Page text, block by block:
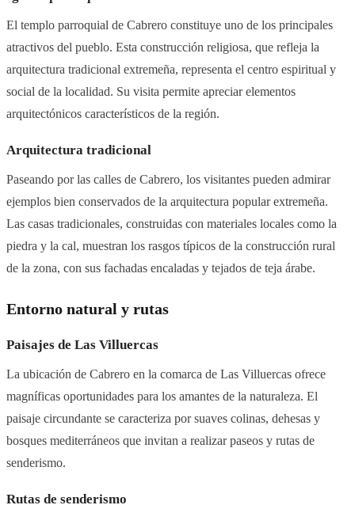
El templo parroquial de Cabrero constituye uno de los principales
atractivos del pueblo. Esta construcción religiosa, que refleja la
arquitectura tradicional extremeña, representa el centro espiritual y
social de la localidad. Su visita permite apreciar elementos
arquitectónicos característicos de la región.
Arquitectura tradicional
Paseando por las calles de Cabrero, los visitantes pueden admirar
ejemplos bien conservados de la arquitectura popular extremeña.
Las casas tradicionales, construidas con materiales locales como la
piedra y la cal, muestran los rasgos típicos de la construcción rural
de la zona, con sus fachadas encaladas y tejados de teja árabe.
Entorno natural y rutas
Paisajes de Las Villuercas
La ubicación de Cabrero en la comarca de Las Villuercas ofrece
magníficas oportunidades para los amantes de la naturaleza. El
paisaje circundante se caracteriza por suaves colinas, dehesas y
bosques mediterráneos que invitan a realizar paseos y rutas de
senderismo.
Rutas de senderismo